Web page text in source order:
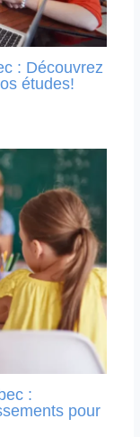
: Découvrez
études!
:
pour